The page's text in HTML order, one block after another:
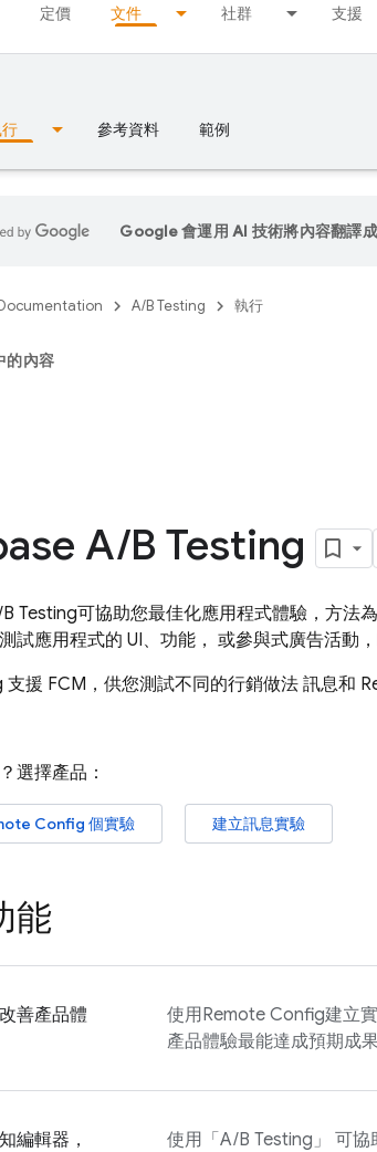
定價 文件 社群 支援
參考資料 範例
Google 會運用 AI 技術將內容翻譯
A/B Testing 執行
的內容
A/B Testing
B Testing可協助您最佳化應用程式體驗，方法
測試應用程式的 UI、功能， 或參與式廣告活動
支援 FCM ，供您測試不同的行銷做法 訊息和
選擇產品：
Config 個實驗 建立訊息實驗
能
改善產品體
使用Remote Config建立
產品體驗最能達成預期成
編輯器，
使用「 A/B Testing 」 可